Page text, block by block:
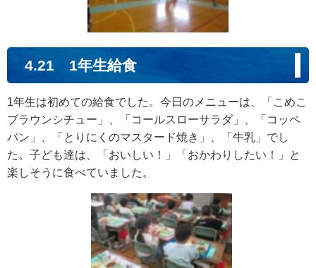
4.21 1年生給食
1年生は初めての給食でした。今日のメニューは、「こめこ
ブラウンシチュー」、「コールスローサラダ」、「コッペ
パン」、「とりにくのマスタード焼き」、「牛乳」でし
た。子ども達は、「おいしい！」「おかわりしたい！」と
楽しそうに食べていました。